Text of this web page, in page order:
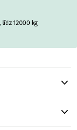
līdz 12000 kg